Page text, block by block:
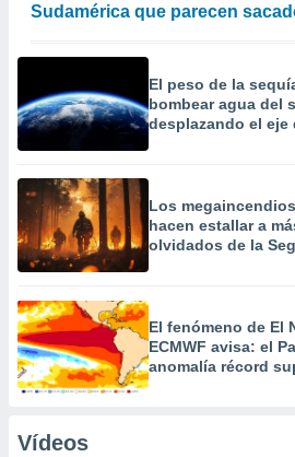
Sudamérica que parecen
El peso de la
bombear agua del
desplazando el
Los
hacen estallar a
olvidados de la
El fenómeno de El
ECMWF avisa: el
anomalía récord
Vídeos